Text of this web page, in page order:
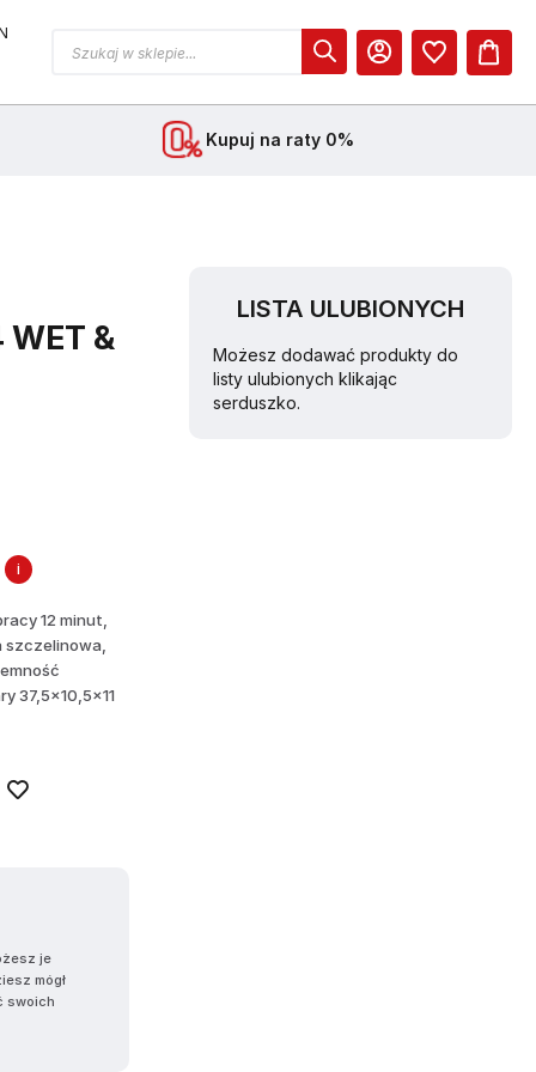
MOJE KONTO
Kupuj na raty 0%
WET &
i
12 minut,
37,5x10,5x11
je
mógł
swoich
LISTA ULUBIONYCH
Możesz dodawać produkty do
listy ulubionych klikając
serduszko.